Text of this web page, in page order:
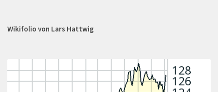
Wikifolio von Lars Hattwig